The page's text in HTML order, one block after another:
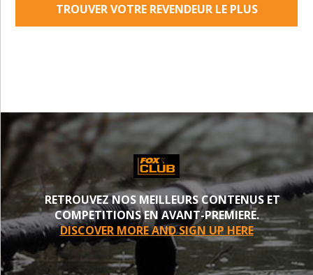
TROUVER VOTRE REVENDEUR LE PLUS
RETROUVEZ NOS MEILLEURS CONTENUS ET
COMPETITIONS EN AVANT-PREMIERE.
DISCOVER MORE AND SIGN UP HERE